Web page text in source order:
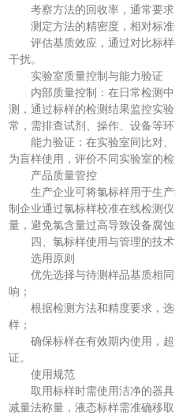
考察方法的回收率，通常要求
测定方法的精密度，相对标准
评估基质效应，通过对比标样
干扰。
实验室质量控制与能力验证
内部质量控制：在日常检测中
测，通过标样的检测结果监控实
常，需排查试剂、操作、设备等环
能力验证：在实验室间比对、
为盲样使用，评价不同实验室的
产品质量管控
生产企业可将氯标样用于生产
制企业通过氯标样校准在线检测
量，避免氯含量过高导致设备腐蚀
四、氯标样使用与管理的技术
选用原则
优先选择与待测样品基质相同
响；
根据检测方法和精度要求，选
样；
确保标样在有效期内使用，超
证。
使用规范
取用标样时需使用洁净的器具
减量法称量，液态标样需准确移